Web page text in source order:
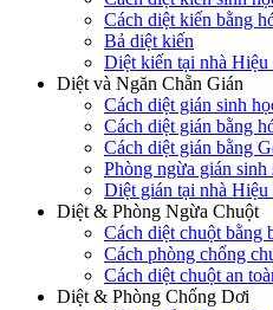
Cách diệt kiến bằng
Bả diệt kiến
Diệt kiến tại nhà Hiệu
Diệt và Ngăn Chẵn Gián
Cách diệt gián sinh
Cách diệt gián bằng
Cách diệt gián bằng
Phòng ngừa gián sinh
Diệt gián tại nhà Hiệu
Diệt & Phòng Ngừa Chuột
Cách diệt chuột bằng
Cách phòng chống
Cách diệt chuột an
Diệt & Phòng Chống Dơi